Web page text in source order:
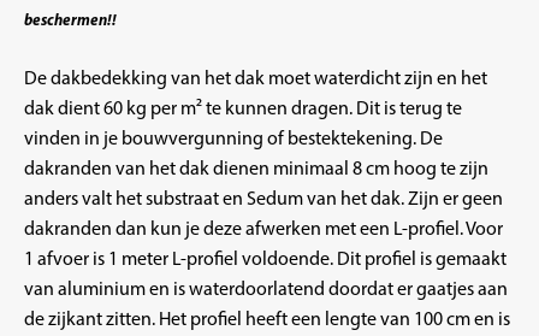
beschermen!!
De dakbedekking van het dak moet waterdicht zijn en het
dak dient 60 kg per m² te kunnen dragen. Dit is terug te
vinden in je bouwvergunning of bestektekening. De
dakranden van het dak dienen minimaal 8 cm hoog te zijn
anders valt het substraat en Sedum van het dak. Zijn er geen
dakranden dan kun je deze afwerken met een L-profiel. Voor
1 afvoer is 1 meter L-profiel voldoende. Dit profiel is gemaakt
van aluminium en is waterdoorlatend doordat er gaatjes aan
de zijkant zitten. Het profiel heeft een lengte van 100 cm en is